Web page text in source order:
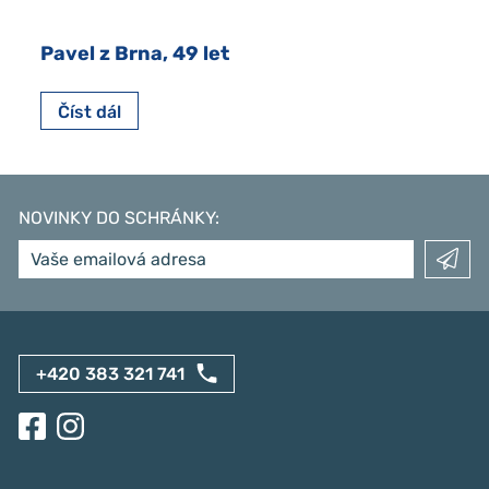
Pavel z Brna, 49 let
Číst dál
NOVINKY DO SCHRÁNKY:
+420 383 321 741